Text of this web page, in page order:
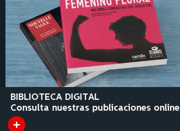
BIBLIOTECA DIGITAL
Consulta nuestras publicaciones online